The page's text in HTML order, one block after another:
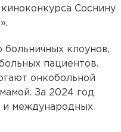
Соснину
клоунов,
пациентов.
онкобольной
За 2024 год
и международных